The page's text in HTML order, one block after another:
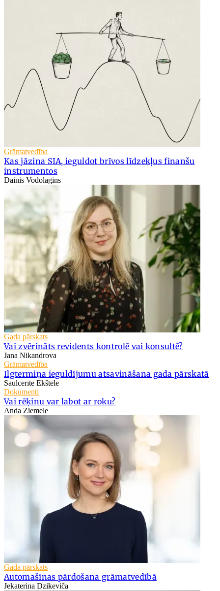
Grāmatvedība
Kas jāzina SIA, ieguldot brīvos līdzekļus finanšu
instrumentos
Dainis Vodolagins
Gada pārskats
Vai zvērināts revidents kontrolē vai konsultē?
Jana Nikandrova
Grāmatvedība
Ilgtermiņa ieguldījumu atsavināšana gada pārskatā
Saulcerīte Ekštele
Dokumenti
Vai rēķinu var labot ar roku?
Anda Ziemele
Gada pārskats
Automašīnas pārdošana grāmatvedībā
Jekaterina Dzikeviča